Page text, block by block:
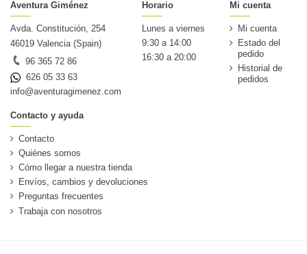
Aventura Giménez
Avda. Constitución, 254
46019 Valencia (Spain)
96 365 72 86
626 05 33 63
info@aventuragimenez.com
Horario
Lunes a viernes
9:30 a 14:00
16:30 a 20:00
Mi cuenta
Mi cuenta
Estado del
pedido
Historial de
pedidos
Contacto y ayuda
Contacto
Quiénes somos
Cómo llegar a nuestra tienda
Envíos, cambios y devoluciones
Preguntas frecuentes
Trabaja con nosotros